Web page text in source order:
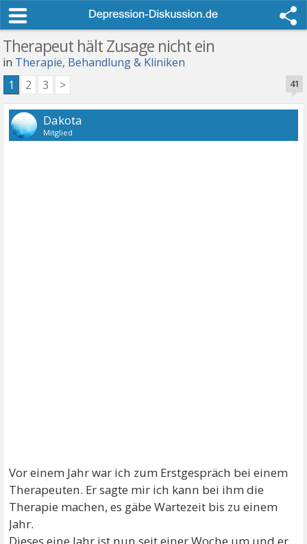
Therapeut hält Zusage nicht ein
in Therapie, Behandlung & Kliniken
41
1 2 3 >
Dakota
Mitglied
Vor einem Jahr war ich zum Erstgespräch bei einem
Therapeuten. Er sagte mir ich kann bei ihm die
Therapie machen, es gäbe Wartezeit bis zu einem
Jahr.